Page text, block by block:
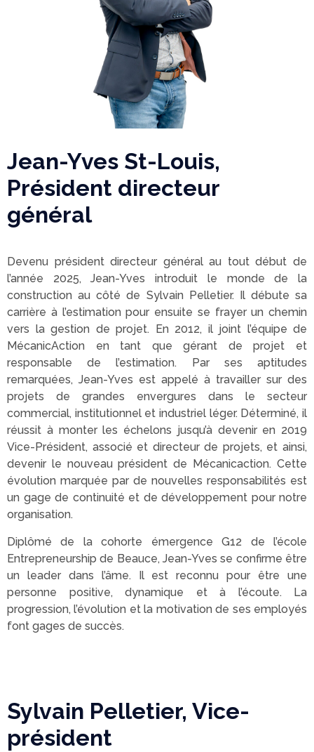
Jean-Yves St-Louis,
Président directeur
général
Devenu président directeur général au tout début de
l’année 2025, Jean-Yves introduit le monde de la
construction au côté de Sylvain Pelletier. Il débute sa
carrière à l’estimation pour ensuite se frayer un chemin
vers la gestion de projet. En 2012, il joint l’équipe de
MécanicAction en tant que gérant de projet et
responsable de l’estimation. Par ses aptitudes
remarquées, Jean-Yves est appelé à travailler sur des
projets de grandes envergures dans le secteur
commercial, institutionnel et industriel léger. Déterminé, il
réussit à monter les échelons jusqu’à devenir en 2019
Vice-Président, associé et directeur de projets, et ainsi,
devenir le nouveau président de Mécanicaction. Cette
évolution marquée par de nouvelles responsabilités est
un gage de continuité et de développement pour notre
organisation.
Diplômé de la cohorte émergence G12 de l’école
Entrepreneurship de Beauce, Jean-Yves se confirme être
un leader dans l’âme. Il est reconnu pour être une
personne positive, dynamique et à l’écoute. La
progression, l’évolution et la motivation de ses employés
font gages de succès.
Sylvain Pelletier, Vice-
président